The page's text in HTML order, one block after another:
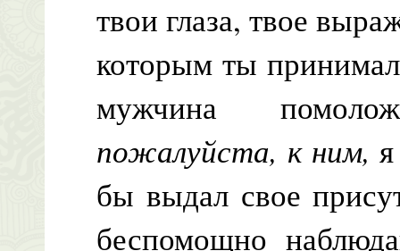
твои глаза, твое
которым ты
мужчина
пожалуйста, к ним,
бы выдал свое
беспомощно